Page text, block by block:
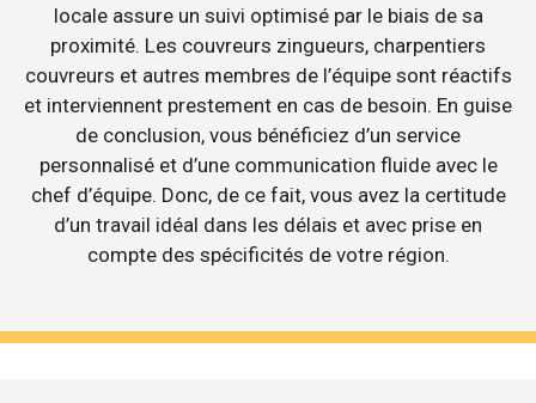
locale assure un suivi optimisé par le biais de sa
proximité. Les couvreurs zingueurs, charpentiers
couvreurs et autres membres de l’équipe sont réactifs
et interviennent prestement en cas de besoin. En guise
de conclusion, vous bénéficiez d’un service
personnalisé et d’une communication fluide avec le
chef d’équipe. Donc, de ce fait, vous avez la certitude
d’un travail idéal dans les délais et avec prise en
compte des spécificités de votre région.